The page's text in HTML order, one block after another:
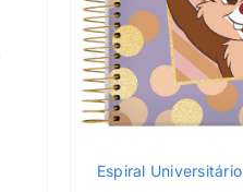
Espiral Universitário